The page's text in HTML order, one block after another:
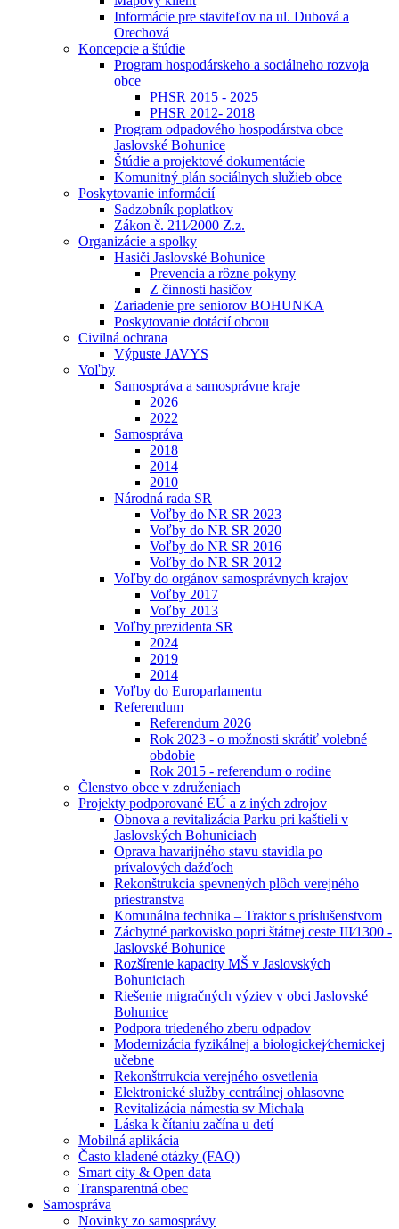
Informácie pre staviteľov na ul. Dubová a
Orechová
Koncepcie a štúdie
Program hospodárskeho a sociálneho rozvoja
obce
PHSR 2015 - 2025
PHSR 2012- 2018
Program odpadového hospodárstva obce
Jaslovské Bohunice
Štúdie a projektové dokumentácie
Komunitný plán sociálnych služieb obce
Poskytovanie informácií
Sadzobník poplatkov
Zákon č. 211⁄2000 Z.z.
Organizácie a spolky
Hasiči Jaslovské Bohunice
Prevencia a rôzne pokyny
Z činnosti hasičov
Zariadenie pre seniorov BOHUNKA
Poskytovanie dotácií obcou
Civilná ochrana
Výpuste JAVYS
Voľby
Samospráva a samosprávne kraje
2026
2022
Samospráva
2018
2014
2010
Národná rada SR
Voľby do NR SR 2023
Voľby do NR SR 2020
Voľby do NR SR 2016
Voľby do NR SR 2012
Voľby do orgánov samosprávnych krajov
Voľby 2017
Voľby 2013
Voľby prezidenta SR
2024
2019
2014
Voľby do Europarlamentu
Referendum
Referendum 2026
Rok 2023 - o možnosti skrátiť volebné
obdobie
Rok 2015 - referendum o rodine
Členstvo obce v združeniach
Projekty podporované EÚ a z iných zdrojov
Obnova a revitalizácia Parku pri kaštieli v
Jaslovských Bohuniciach
Oprava havarijného stavu stavidla po
prívalových dažďoch
Rekonštrukcia spevnených plôch verejného
priestranstva
Komunálna technika – Traktor s príslušenstvom
Záchytné parkovisko popri štátnej ceste III⁄1300 -
Jaslovské Bohunice
Rozšírenie kapacity MŠ v Jaslovských
Bohuniciach
Riešenie migračných výziev v obci Jaslovské
Bohunice
Podpora triedeného zberu odpadov
Modernizácia fyzikálnej a biologickej⁄chemickej
učebne
Rekonštrrukcia verejného osvetlenia
Elektronické služby centrálnej ohlasovne
Revitalizácia námestia sv Michala
Láska k čítaniu začína u detí
Mobilná aplikácia
Často kladené otázky (FAQ)
Smart city & Open data
Transparentná obec
Samospráva
Novinky zo samosprávy